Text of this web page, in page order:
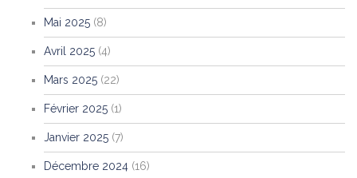
Mai 2025 (8)
Avril 2025 (4)
Mars 2025 (22)
Février 2025 (1)
Janvier 2025 (7)
Décembre 2024 (16)